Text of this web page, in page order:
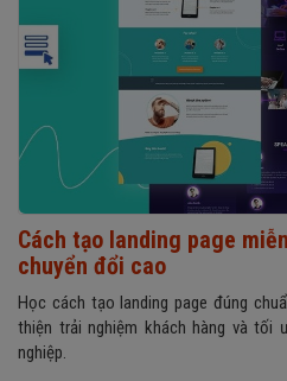
Cách tạo landing page
chuyển đổi cao
Học cách tạo landing page đúng
thiện trải nghiệm khách hàng và tối
nghiệp.